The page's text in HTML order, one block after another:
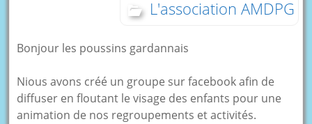
L'association AMDPG
Bonjour les poussins gardannais
Nious avons créé un groupe sur facebook afin de
diffuser en floutant le visage des enfants pour une
animation de nos regroupements et activités.